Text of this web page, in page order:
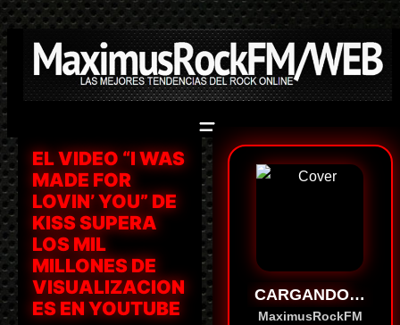
Saltar
al
contenido
EL VIDEO “I WAS
MADE FOR
LOVIN’ YOU” DE
KISS SUPERA
LOS MIL
MILLONES DE
VISUALIZACION
ES EN YOUTUBE
CARGANDO…
MaximusRockFM